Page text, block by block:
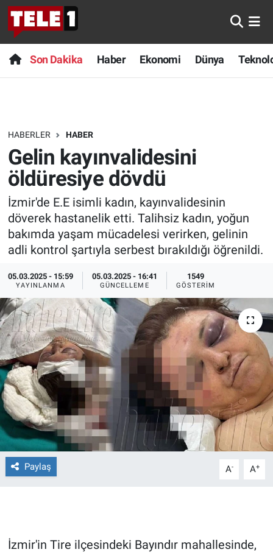
Son Dakika Haber Ekonomi Dünya
HABERLER HABER
Gelin kayınvalidesini
öldüresiye dövdü
İzmir'de E.E isimli kadın, kayınvalidesinin
döverek hastanelik etti. Talihsiz kadın, yoğun
bakımda yaşam mücadelesi verirken, gelinin
adli kontrol şartıyla serbest bırakıldığı öğrenildi.
05.03.2025 - 15:59
YAYINLANMA
05.03.2025 - 16:41
GÜNCELLEME
1549
GÖSTERIM
Paylaş A- A+
İzmir'in Tire ilçesindeki Bayındır mahallesinde,
Anında Manşet
Başka Sohbetler
Bilim turu
Bilim ve Teknoloji Evreni
Doğa Konuşuyor
Dünya
Ege'den Esintiler
Eğitim
Eğlence
Ekonomi
Forum
Gerçeğin İzinde
Gün Ortası
Son Dakika
Haber
Dünya
Teknoloji
Sağlık
Spor
İletişim
Nöbetçi Eczaneler
Hava Durumu
Trafik Durumu
Süper Lig Puan Durumu ve Fikstür
Tüm Manşetler
Son Dakika Haberleri